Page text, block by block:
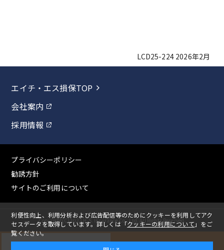
利便性向上、利用分析および広告配信等のためにクッキーを利用してアク
セスデータを取得しています。 詳しくは「クッキーの利用について 」をご
覧ください。
LCD25-224 2026年2月
エイチ・エス損保TOP
会社案内
採用情報
プライバシーポリシー
勧誘方針
サイトのご利用について
Copyright(C)2022 H.S. Insurance Co., Ltd. All Rights Reserved.